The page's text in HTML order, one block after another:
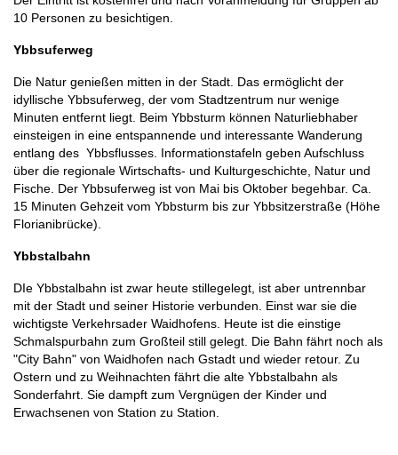
10 Personen zu besichtigen.
Ybbsuferweg
Die Natur genießen mitten in der Stadt. Das ermöglicht der
idyllische Ybbsuferweg, der vom Stadtzentrum nur wenige
Minuten entfernt liegt. Beim Ybbsturm können Naturliebhaber
einsteigen in eine entspannende und interessante Wanderung
entlang des Ybbsflusses. Informationstafeln geben Aufschluss
über die regionale Wirtschafts- und Kulturgeschichte, Natur und
Fische. Der Ybbsuferweg ist von Mai bis Oktober begehbar. Ca.
15 Minuten Gehzeit vom Ybbsturm bis zur Ybbsitzerstraße (Höhe
Florianibrücke).
Ybbstalbahn
DIe Ybbstalbahn ist zwar heute stillegelegt, ist aber untrennbar
mit der Stadt und seiner Historie verbunden. Einst war sie die
wichtigste Verkehrsader Waidhofens. Heute ist die einstige
Schmalspurbahn zum Großteil still gelegt. Die Bahn fährt noch als
"City Bahn" von Waidhofen nach Gstadt und wieder retour. Zu
Ostern und zu Weihnachten fährt die alte Ybbstalbahn als
Sonderfahrt. Sie dampft zum Vergnügen der Kinder und
Erwachsenen von Station zu Station.